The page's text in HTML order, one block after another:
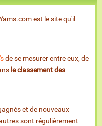
est le site qu'il
de se mesurer entre eux, de
le classement des
et de nouveaux
sont régulièrement